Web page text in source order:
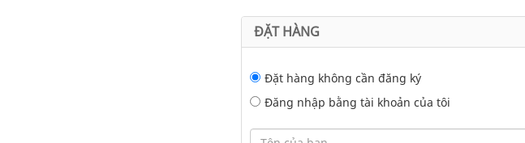
ĐẶT HÀNG
Đặt hàng không cần đăng ký
Đăng nhập bằng tài khoản của tôi